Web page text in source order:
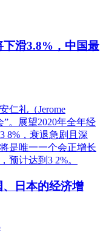
滑3.8%，中国最
仁礼（Jerome
”。展望2020年全年经
8%，衰退急剧且深
是唯一一个会正增长
计达到3 2%。
日本的经济增